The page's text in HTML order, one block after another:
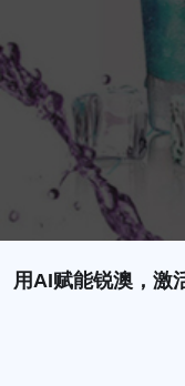
用AI赋能锐澳，激